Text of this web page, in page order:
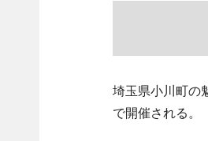
埼玉県小川町の
で開催される。